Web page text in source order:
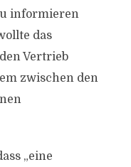
informieren
das
Vertrieb
zwischen den
„eine